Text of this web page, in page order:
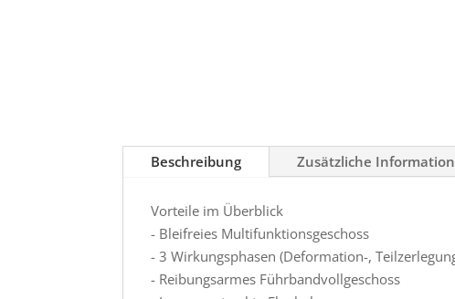
Beschreibung Zusätzliche Information
Vorteile im Überblick
- Bleifreies Multifunktionsgeschoss
- 3 Wirkungsphasen (Deformation-,
- Reibungsarmes Führbandvollgeschoss